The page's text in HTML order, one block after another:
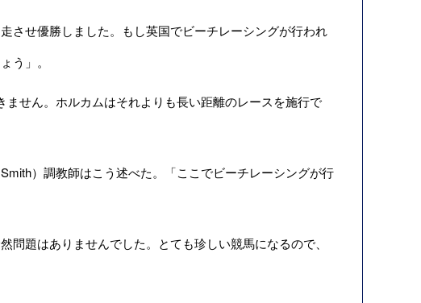
させ優勝しました。もし英国でビーチレーシングが行われ
う」。
せん。ホルカムはそれよりも長い距離のレースを施行で
）調教師はこう述べた。「ここでビーチレーシングが行
題はありませんでした。とても珍しい競馬になるので、